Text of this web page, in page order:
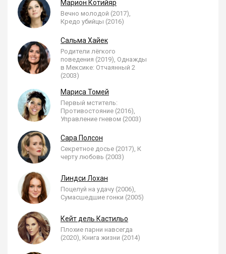
Марион Котийяр
Вечно молодой (2017),
Кредо убийцы (2016)
Сальма Хайек
Родители лёгкого
поведения (2019), Однажды
в Мексике: Отчаянный 2
(2003)
Мариса Томей
Первый мститель:
Противостояние (2016),
Управление гневом (2003)
Сара Полсон
Секретное досье (2017), К
черту любовь (2003)
Линдси Лохан
Поцелуй на удачу (2006),
Сумасшедшие гонки (2005)
Кейт дель Кастильо
Плохие парни навсегда
(2020), Книга жизни (2014)